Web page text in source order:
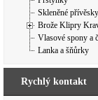
Skleněné přívěsky
Brože Klipry
Vlasové spony a
Lanka a šňůrky
Rychlý kontakt